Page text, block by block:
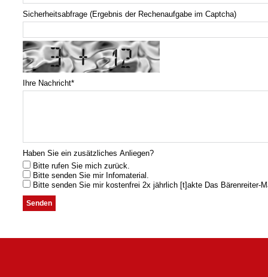
Sicherheitsabfrage (Ergebnis der Rechenaufgabe im Captcha)
Ihre Nachricht*
Haben Sie ein zusätzliches Anliegen?
Bitte rufen Sie mich zurück.
Bitte senden Sie mir Infomaterial.
Bitte senden Sie mir kostenfrei 2x jährlich [t]akte Das Bärenreiter-